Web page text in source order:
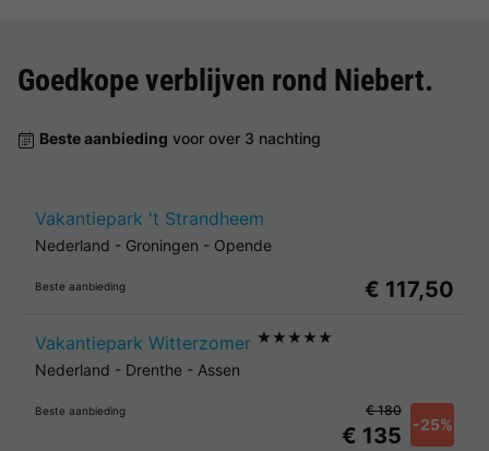
Goedkope verblijven rond Niebert.
Beste aanbieding voor over 3 nachting
Vakantiepark 't Strandheem
Nederland - Groningen - Opende
Beste aanbieding € 117,50
Vakantiepark Witterzomer ★★★★★
Nederland - Drenthe - Assen
Beste aanbieding
€ 135 -25%
€ 180